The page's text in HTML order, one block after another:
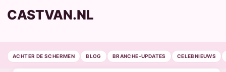
CASTVAN.NL
ACHTER DE SCHERMEN BLOG BRANCHE-UPDATES CELEBNIEUWS